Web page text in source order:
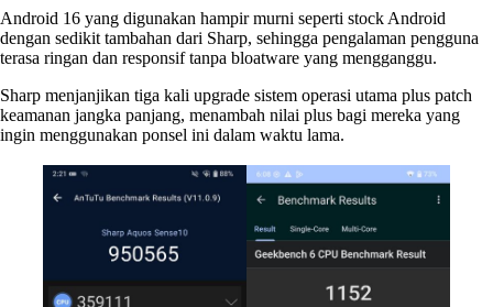
Android 16 yang digunakan hampir murni seperti stock Android
dengan sedikit tambahan dari Sharp, sehingga pengalaman pengguna
terasa ringan dan responsif tanpa bloatware yang mengganggu.
Sharp menjanjikan tiga kali upgrade sistem operasi utama plus patch
keamanan jangka panjang, menambah nilai plus bagi mereka yang
ingin menggunakan ponsel ini dalam waktu lama.